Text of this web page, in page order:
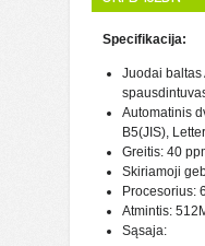
Specifikacija:
Juodai baltas
Automatinis
B5(JIS),
Greitis: 40
Skiriamoji
Procesorius:
Atmintis:
Sąsaja: